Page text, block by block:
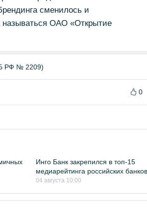
сменилось и
называться ОАО «Открытие
РФ № 2209)
0
Инго Банк закрепился в топ-15
медиарейтинга российских
04 августа 10:00